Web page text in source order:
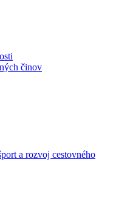
činov
a rozvoj cestovného